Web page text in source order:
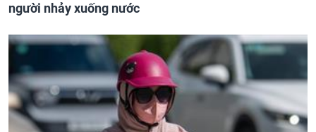
người nhảy xuống nước